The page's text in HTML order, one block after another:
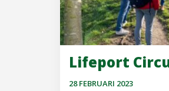
Lifeport
28 FEBRUARI 2023